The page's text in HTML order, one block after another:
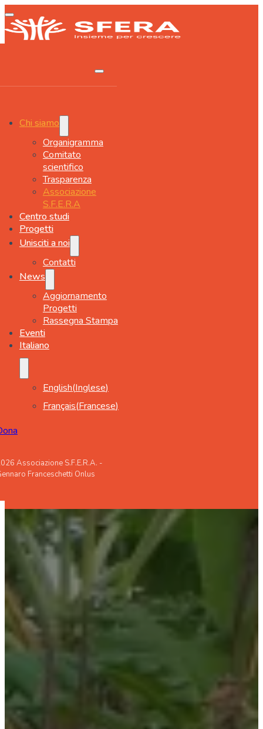
Chi siamo
Organigramma
Comitato
scientifico
Trasparenza
Associazione
S.F.E.R.A
Centro studi
Progetti
Unisciti a noi
Contatti
News
Aggiornamento
Progetti
Rassegna Stampa
Eventi
Italiano
English(Inglese)
Français(Francese)
Associazione S.F.E.R.A. -
Franceschetti Onlus